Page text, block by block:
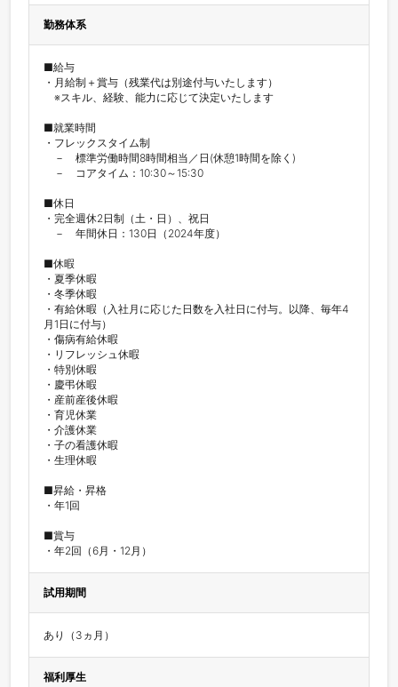
勤務体系
■給与
・月給制＋賞与（残業代は別途付与いたします）
※スキル、経験、能力に応じて決定いたします
■就業時間
・フレックスタイム制
－　標準労働時間8時間相当／日(休憩1時間を除く)
－　コアタイム：10:30～15:30
■休日
・完全週休2日制（土・日）、祝日
－　年間休日：130日（2024年度）
■休暇
・夏季休暇
・冬季休暇
・有給休暇（入社月に応じた日数を入社日に付与。以降、毎年4
月1日に付与）
・傷病有給休暇
・リフレッシュ休暇
・特別休暇
・慶弔休暇
・産前産後休暇
・育児休業
・介護休業
・子の看護休暇
・生理休暇
■昇給・昇格
・年1回
■賞与
・年2回（6月・12月）
試用期間
あり（3ヵ月）
福利厚生